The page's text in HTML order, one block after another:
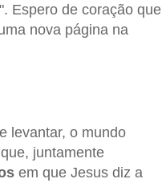
". Espero de coração que
nova página na
levantar, o mundo
juntamente
em que Jesus diz a